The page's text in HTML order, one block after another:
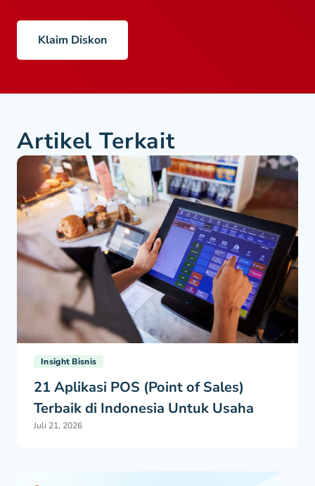
Klaim Diskon
Artikel Terkait
Insight Bisnis
21 Aplikasi POS (Point of Sales)
Terbaik di Indonesia Untuk Usaha
Juli 21, 2026